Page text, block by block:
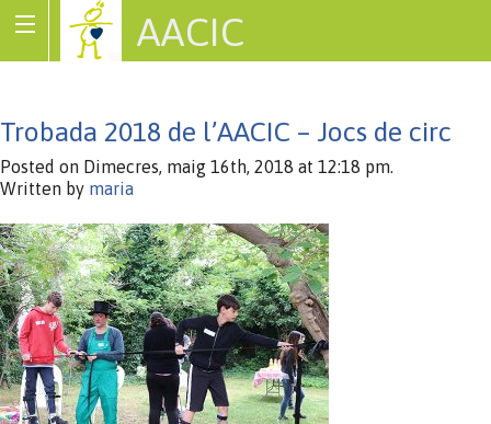
AACIC
Trobada 2018 de l’AACIC – Jocs de circ
Posted on Dimecres, maig 16th, 2018 at 12:18 pm.
Written by maria